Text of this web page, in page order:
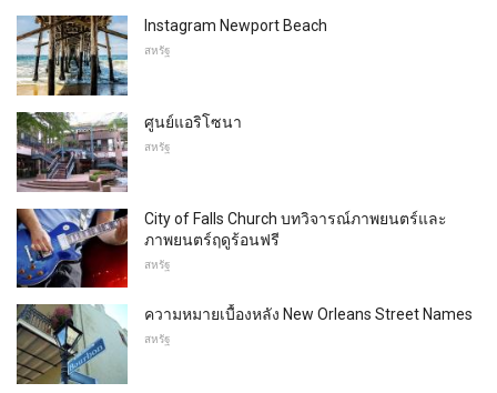
Instagram Newport Beach
สหรัฐ
ศูนย์แอริโซนา
สหรัฐ
City of Falls Church บทวิจารณ์ภาพยนตร์และ
ภาพยนตร์ฤดูร้อนฟรี
สหรัฐ
ความหมายเบื้องหลัง New Orleans Street Names
สหรัฐ